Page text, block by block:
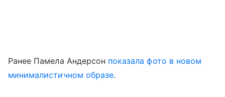
Ранее Памела Андерсон показала фото в новом
минималистичном образе.